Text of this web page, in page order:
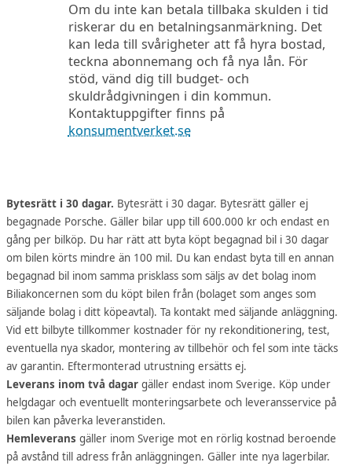
Om du inte kan betala tillbaka skulden i tid
riskerar du en betalningsanmärkning. Det
kan leda till svårigheter att få hyra bostad,
teckna abonnemang och få nya lån. För
stöd, vänd dig till budget- och
skuldrådgivningen i din kommun.
Kontaktuppgifter finns på
konsumentverket.se
Bytesrätt i 30 dagar. Bytesrätt i 30 dagar. Bytesrätt gäller ej
begagnade Porsche. Gäller bilar upp till 600.000 kr och endast en
gång per bilköp. Du har rätt att byta köpt begagnad bil i 30 dagar
om bilen körts mindre än 100 mil. Du kan endast byta till en annan
begagnad bil inom samma prisklass som säljs av det bolag inom
Biliakoncernen som du köpt bilen från (bolaget som anges som
säljande bolag i ditt köpeavtal). Ta kontakt med säljande anläggning.
Vid ett bilbyte tillkommer kostnader för ny rekonditionering, test,
eventuella nya skador, montering av tillbehör och fel som inte täcks
av garantin. Eftermonterad utrustning ersätts ej.
Leverans inom två dagar gäller endast inom Sverige. Köp under
helgdagar och eventuellt monteringsarbete och leveransservice på
bilen kan påverka leveranstiden.
Hemleverans gäller inom Sverige mot en rörlig kostnad beroende
på avstånd till adress från anläggningen. Gäller inte nya lagerbilar.